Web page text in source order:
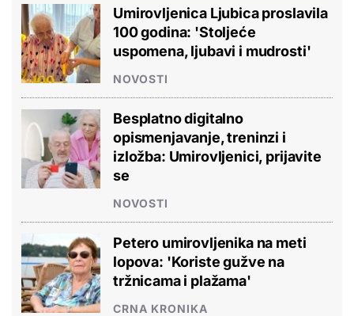
Umirovljenica Ljubica proslavila
100 godina: 'Stoljeće
uspomena, ljubavi i mudrosti'
NOVOSTI
Besplatno digitalno
opismenjavanje, treninzi i
izložba: Umirovljenici, prijavite
se
NOVOSTI
Petero umirovljenika na meti
lopova: 'Koriste gužve na
tržnicama i plažama'
CRNA KRONIKA